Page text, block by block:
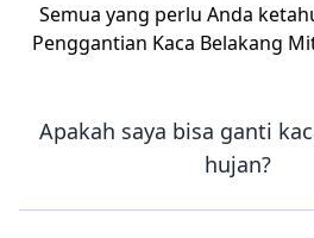
Semua yang perlu Anda
Penggantian Kaca Belakang
Apakah saya bisa ganti
hujan?